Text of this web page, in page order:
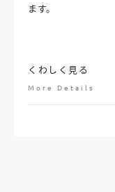
ます。
くわしく見る
More Details